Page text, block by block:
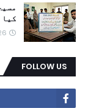
کیا
FOLLOW US